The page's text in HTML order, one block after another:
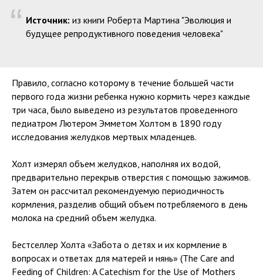
“ Источник: из книги Роберта Мартина "Эволюция и
будущее репродуктивного поведения человека"
Правило, согласно которому в течение большей части
первого года жизни ребенка нужно кормить через каждые
три часа, было выведено из результатов проведенного
педиатром Лютером Эмметом Холтом в 1890 году
исследования желудков мертвых младенцев.
Холт измерял объем желудков, наполняя их водой,
предварительно перекрыв отверстия с помощью зажимов.
Затем он рассчитал рекомендуемую периодичность
кормления, разделив общий объем потребляемого в день
молока на средний объем желудка.
Бестселлер Холта «Забота о детях и их кормление в
вопросах и ответах для матерей и нянь» (The Care and
Feeding of Children: A Catechism for the Use of Mothers